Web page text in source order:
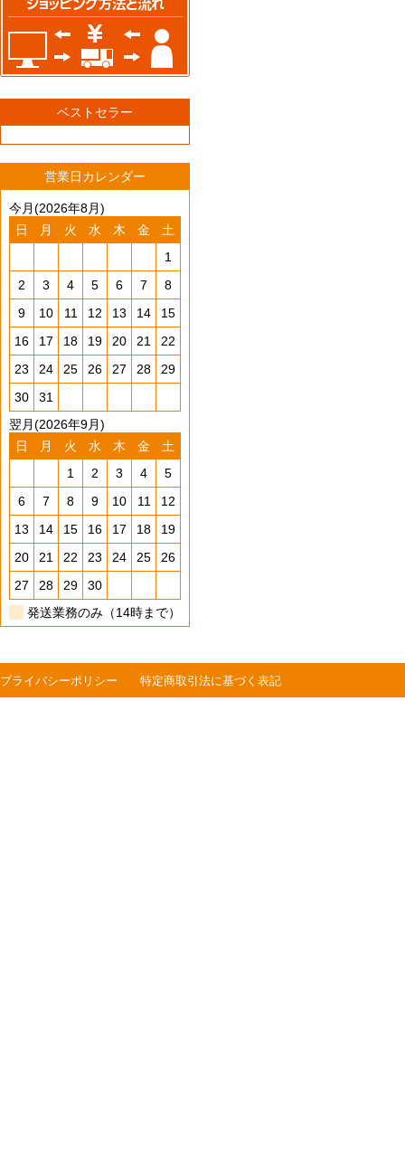
ベストセラー
営業日カレンダー
今月(2026年8月)
日
月 火 水 木 金
土
1
2
3 4 5 6 7
8
9
10 11 12 13 14
15
16
17 18 19 20 21
22
23
24 25 26 27 28
29
30
31
翌月(2026年9月)
日
月 火 水 木 金
土
1
2 3 4
5
6
7 8 9 10 11
12
13
14 15 16 17 18
19
20
21 22 23 24 25
26
27
28 29
30
発送業務のみ（14時まで）
プライバシーポリシー 特定商取引法に基づく表記